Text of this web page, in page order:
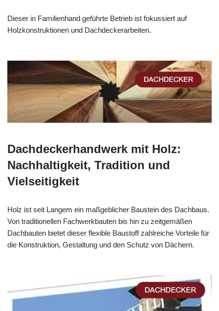
Dieser in Familienhand geführte Betrieb ist fokussiert auf
Holzkonstruktionen und Dachdeckerarbeiten.
Dachdeckerhandwerk mit Holz:
Nachhaltigkeit, Tradition und
Vielseitigkeit
Holz ist seit Langem ein maßgeblicher Baustein des Dachbaus.
Von traditionellen Fachwerkbauten bis hin zu zeitgemäßen
Dachbauten bietet dieser flexible Baustoff zahlreiche Vorteile für
die Konstruktion, Gestaltung und den Schutz von Dächern.